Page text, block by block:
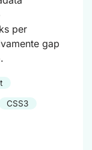
per
gap
CSS3